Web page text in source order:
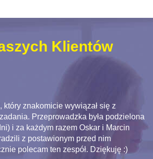
Klientów
który znakomicie wywiązał się z
Przeprowadzka była podzielona
i za każdym razem Oskar i Marcin
z postawionym przed nim
polecam ten zespół. Dziękuję :)